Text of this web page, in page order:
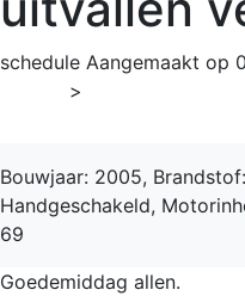
schedule Aangemaakt op
>
Bouwjaar: 2005,
Handgeschakeld,
69
Goedemiddag allen.